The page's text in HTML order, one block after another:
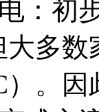
：初
大多
。